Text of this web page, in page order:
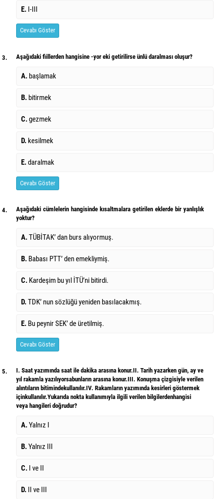
E. I-III
Cevabı Göster
3. Aşağıdaki fiillerden hangisine -yor eki getirilirse ünlü daralması oluşur?
A. başlamak
B. bitirmek
C.gezmek
D. kesilmek
E.daralmak
Cevabı Göster
4.
Aşağıdaki cümlelerin hangisinde kısaltmalara getirilen eklerde bir yanlışlık
yoktur?
A.TÜBİTAK’ dan burs alıyormuş.
B. Babası PTT’ den emekliymiş.
C. Kardeşim bu yıl İTÜ’ni bitirdi.
D.TDK’ nun sözlüğü yeniden basılacakmış.
E. Bu peynir SEK’ de üretilmiş.
Cevabı Göster
5.
I. Saat yazımında saat ile dakika arasına konur.II. Tarih yazarken gün, ay ve
yıl rakamla yazılıyorsabunların arasına konur.III. Konuşma çizgisiyle verilen
alıntıların bitimindekullanılır.IV. Rakamların yazımında kesirleri göstermek
içinkullanılır.Yukarıda nokta kullanımıyla ilgili verilen bilgilerdenhangisi
veya hangileri doğrudur?
A.Yalnız I
B.Yalnız III
C. I ve II
D. II ve III